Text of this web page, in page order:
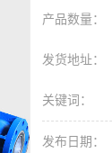
产品数量：
发货地址：
关键词：
发布日期：